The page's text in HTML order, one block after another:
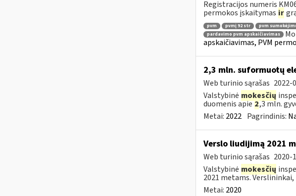
Registracijos numeris
permokos įskaitymas ir
pvm pvmį 92 str pvm
pardavimo pvm apskaičiavimas
apskaičiavimas, PVM
2,3 mln. suformuotų
Web turinio sąrašas 2022-
Valstybinė mokesčių
duomenis apie2,3 mln.
Metai: 2022 Pagrindinis:
Verslo liudijimą 2021
Web turinio sąrašas 2020-
Valstybinė mokesčių
2021 metams.
Metai: 2020